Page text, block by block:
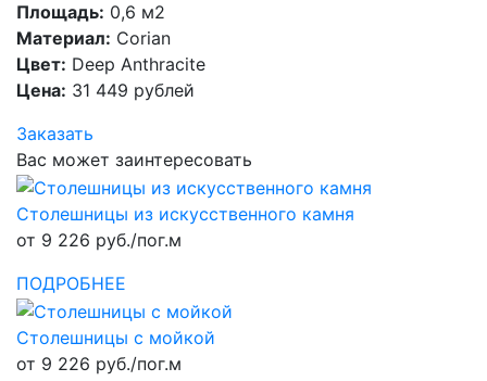
Площадь: 0,6 м2
Материал: Corian
Цвет: Deep Anthracite
Цена: 31 449 рублей
Заказать
Вас может заинтересовать
Столешницы из искусственного камня
от 9 226 руб./пог.м
ПОДРОБНЕЕ
Столешницы с мойкой
от 9 226 руб./пог.м